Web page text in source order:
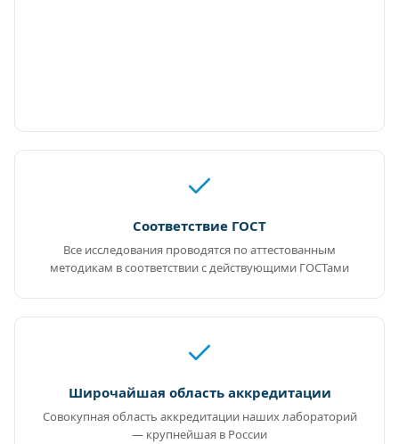
Соответствие ГОСТ
Все исследования проводятся по аттестованным
методикам в соответствии с действующими ГОСТами
Широчайшая область аккредитации
Совокупная область аккредитации наших лабораторий
— крупнейшая в России